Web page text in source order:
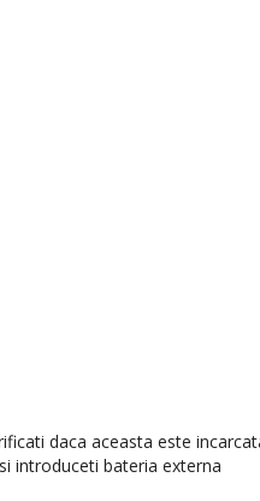
daca aceasta este
introduceti bateria externa